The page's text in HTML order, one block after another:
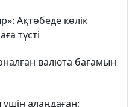
Ақтөбеде көлік
түсті
валюта бағамын
алаңдаған: